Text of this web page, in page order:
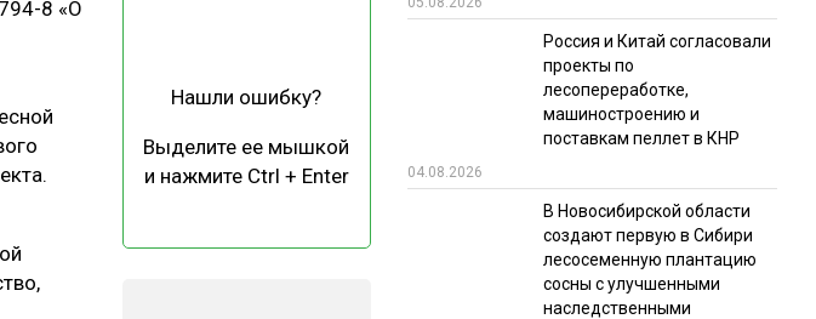
РЫНОК
ОТРАСЛЕВАЯ ДИСКУССИЯ
КАЛЕНДАРЬ ВЫСТАВОК ИТОГИ МЕРОПРИЯТИЙ
8 «О
Нашли ошибку?
Выделите ее мышкой
и нажмите Ctrl + Enter
Россия и Китай согласовали
проекты по
лесопереработке,
машиностроению и
поставкам пеллет в КНР
04.08.2026
В Новосибирской области
создают первую в Сибири
лесосеменную плантацию
сосны с улучшенными
наследственными